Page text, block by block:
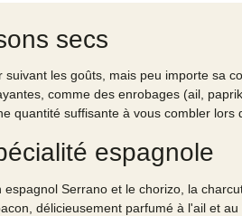
secs
les goûts, mais peu importe sa
comme des enrobages (ail,
quantité suffisante à vous combler lors
espagnole
Serrano et le chorizo, la
délicieusement parfumé à l'ail et